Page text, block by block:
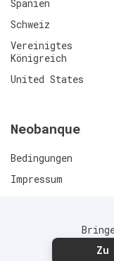
Zu
Spanien
Schweiz
Vereinigtes
Königreich
United States
Neobanque
Bedingungen
Impressum